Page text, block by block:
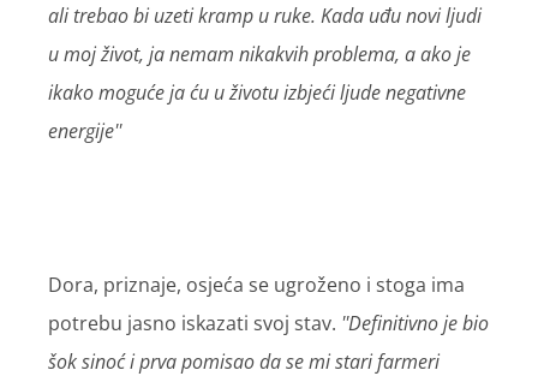
ali trebao bi uzeti kramp u ruke. Kada uđu novi ljudi
u moj život, ja nemam nikakvih problema, a ako je
ikako moguće ja ću u životu izbjeći ljude negativne
energije''
Dora, priznaje, osjeća se ugroženo i stoga ima
potrebu jasno iskazati svoj stav. ''Definitivno je bio
šok sinoć i prva pomisao da se mi stari farmeri